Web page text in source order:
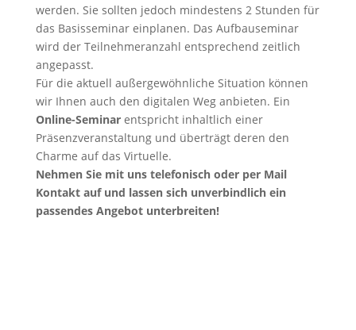
werden. Sie sollten jedoch mindestens 2 Stunden für
das Basisseminar einplanen. Das Aufbauseminar
wird der Teilnehmeranzahl entsprechend zeitlich
angepasst.
Für die aktuell außergewöhnliche Situation können
wir Ihnen auch den digitalen Weg anbieten. Ein
Online-Seminarentspricht inhaltlich einer
Präsenzveranstaltung und überträgt deren den
Charme auf das Virtuelle.
Nehmen Sie mit uns telefonisch oder per Mail
Kontakt auf und lassen sich unverbindlich ein
passendes Angebot unterbreiten!